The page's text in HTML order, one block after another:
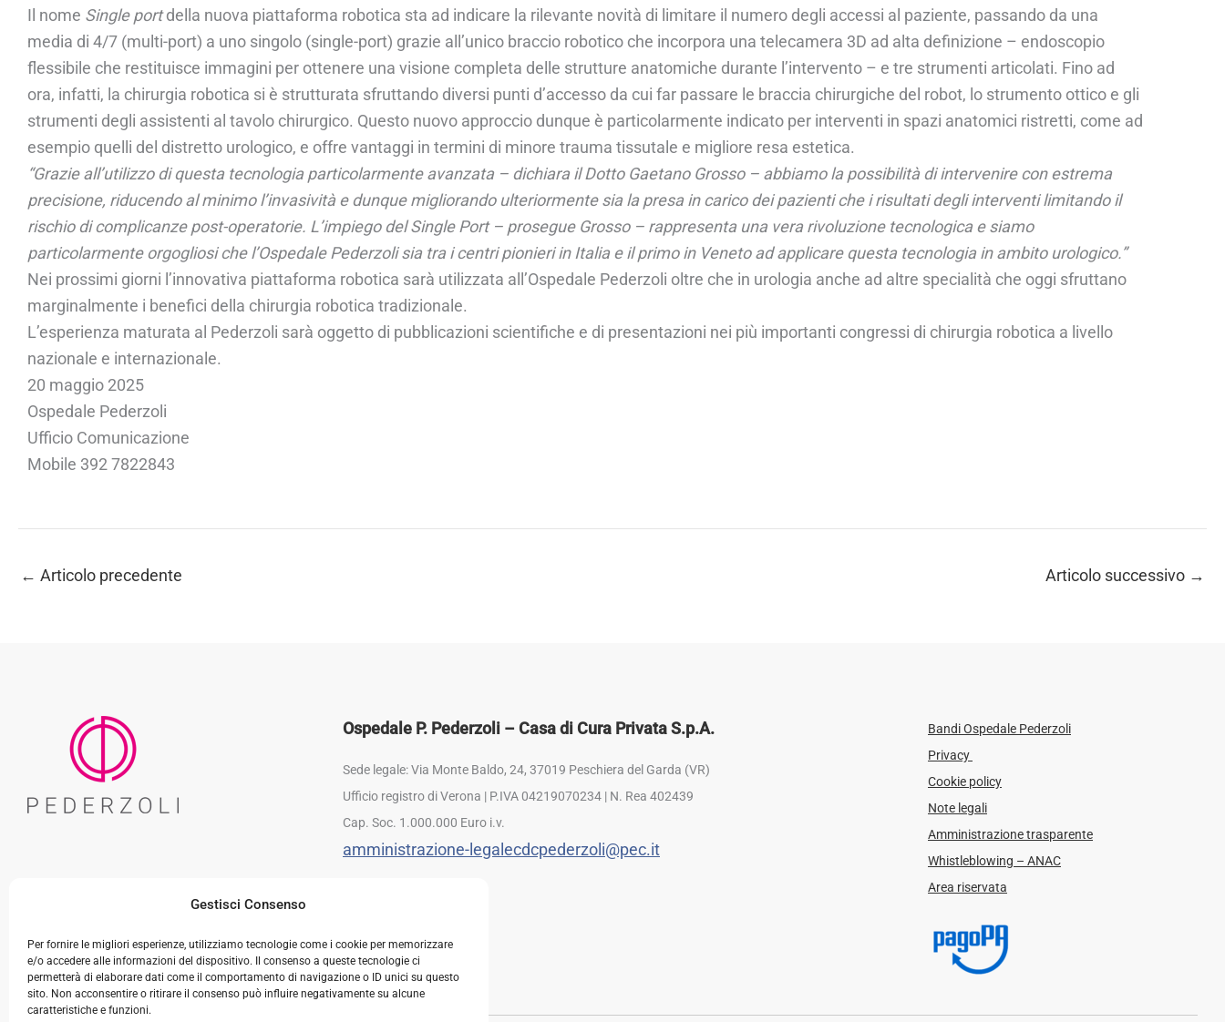
Gestisci Consenso
Per fornire le migliori esperienze, utilizziamo tecnologie come i cookie per memorizzare
e/o accedere alle informazioni del dispositivo. Il consenso a queste tecnologie ci
permetterà di elaborare dati come il comportamento di navigazione o ID unici su questo
sito. Non acconsentire o ritirare il consenso può influire negativamente su alcune
caratteristiche e funzioni.
Il nome Single portdella nuova piattaforma robotica sta ad indicare la rilevante novità di limitare il numero degli accessi al paziente, passando da una
media di 4/7 (multi-port) a uno singolo (single-port) grazie all’unico braccio robotico che incorpora una telecamera 3D ad alta definizione – endoscopio
flessibile che restituisce immagini per ottenere una visione completa delle strutture anatomiche durante l’intervento – e tre strumenti articolati. Fino ad
ora, infatti, la chirurgia robotica si è strutturata sfruttando diversi punti d’accesso da cui far passare le braccia chirurgiche del robot, lo strumento ottico e gli
strumenti degli assistenti al tavolo chirurgico. Questo nuovo approccio dunque è particolarmente indicato per interventi in spazi anatomici ristretti, come ad
esempio quelli del distretto urologico, e offre vantaggi in termini di minore trauma tissutale e migliore resa estetica.
“Grazie all’utilizzo di questa tecnologia particolarmente avanzata – dichiara il Dotto Gaetano Grosso – abbiamo la possibilità di intervenire con estrema
precisione, riducendo al minimo l’invasività e dunque migliorando ulteriormente sia la presa in carico dei pazienti che i risultati degli interventi limitando il
rischio di complicanze post-operatorie. L’impiego del Single Port – prosegue Grosso – rappresenta una vera rivoluzione tecnologica e siamo
particolarmente orgogliosi che l’Ospedale Pederzoli sia tra i centri pionieri in Italia e il primo in Veneto ad applicare questa tecnologia in ambito urologico.”
Nei prossimi giorni l’innovativa piattaforma robotica sarà utilizzata all’Ospedale Pederzoli oltre che in urologia anche ad altre specialità che oggi sfruttano
marginalmente i benefici della chirurgia robotica tradizionale.
L’esperienza maturata al Pederzoli sarà oggetto di pubblicazioni scientifiche e di presentazioni nei più importanti congressi di chirurgia robotica a livello
nazionale e internazionale.
20 maggio 2025
Ospedale Pederzoli
Ufficio Comunicazione
Mobile 392 7822843
← Articolo precedente Articolo successivo →
Ospedale P. Pederzoli – Casa di Cura Privata S.p.A.
Sede legale: Via Monte Baldo, 24, 37019 Peschiera del Garda (VR)
Ufficio registro di Verona | P.IVA 04219070234 | N. Rea 402439
Cap. Soc. 1.000.000 Euro i.v.
amministrazione-legalecdcpederzoli@pec.it
Bandi Ospedale Pederzoli
Privacy
Cookie policy
Note legali
Amministrazione trasparente
Whistleblowing – ANAC
Area riservata